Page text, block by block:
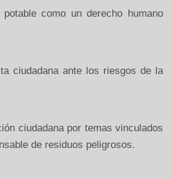
como un derecho humano
ciudadana ante los riesgos de la
ciudadana por temas vinculados
de residuos peligrosos.